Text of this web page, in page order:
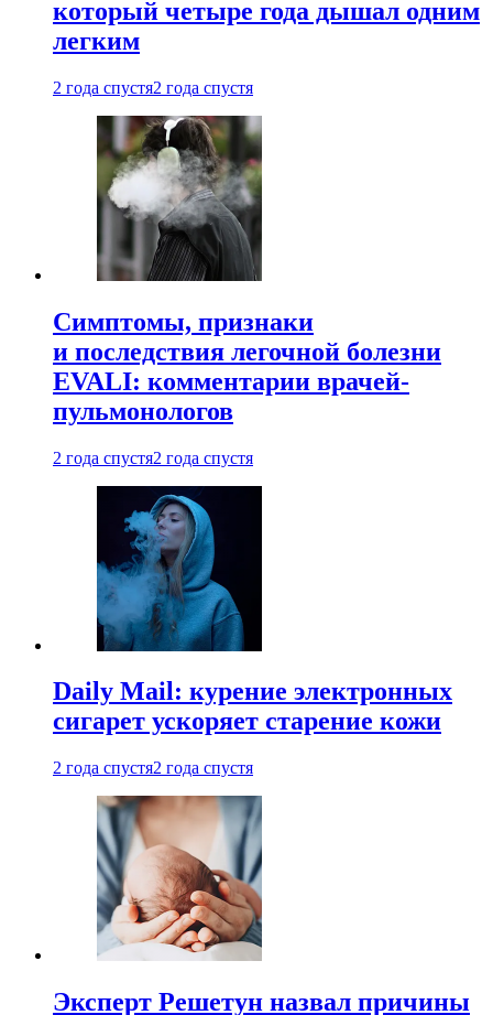
который четыре года дышал одним
легким
2 года спустя2 года спустя
Симптомы, признаки
и последствия легочной болезни
EVALI: комментарии врачей-
пульмонологов
2 года спустя2 года спустя
Daily Mail: курение электронных
сигарет ускоряет старение кожи
2 года спустя2 года спустя
Эксперт Решетун назвал причины